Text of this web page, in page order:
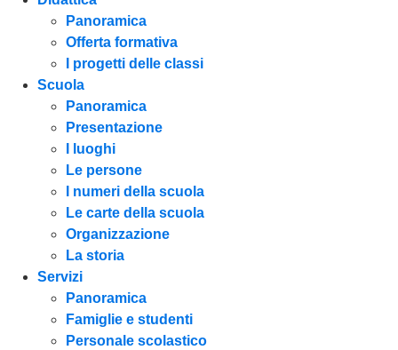
Panoramica
Offerta formativa
I progetti delle classi
Scuola
Panoramica
Presentazione
I luoghi
Le persone
I numeri della scuola
Le carte della scuola
Organizzazione
La storia
Servizi
Panoramica
Famiglie e studenti
Personale scolastico